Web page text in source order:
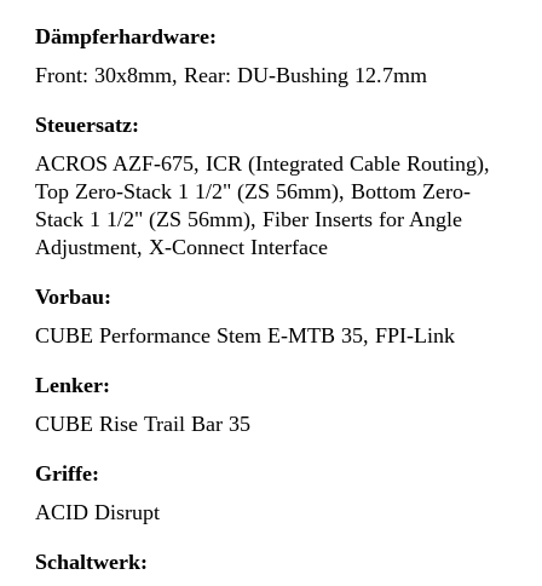
Dämpferhardware:
Front: 30x8mm, Rear: DU-Bushing 12.7mm
Steuersatz:
ACROS AZF-675, ICR (Integrated Cable Routing),
Top Zero-Stack 1 1/2" (ZS 56mm), Bottom Zero-
Stack 1 1/2" (ZS 56mm), Fiber Inserts for Angle
Adjustment, X-Connect Interface
Vorbau:
CUBE Performance Stem E-MTB 35, FPI-Link
Lenker:
CUBE Rise Trail Bar 35
Griffe:
ACID Disrupt
Schaltwerk: